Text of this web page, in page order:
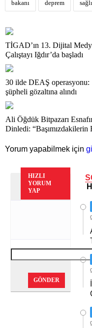
bakanı deprem
TİGAD’ın 13. Dijital
Çalıştayı Iğdır’da başladı
30 ilde DEAŞ operasyonu:
şüpheli gözaltına alındı
Ali Öğdük Bitpazarı
Dinledi: “Başımızdakilerin
Yorum yapabilmek için
HIZLI
YORUM
YAP
GÖNDER